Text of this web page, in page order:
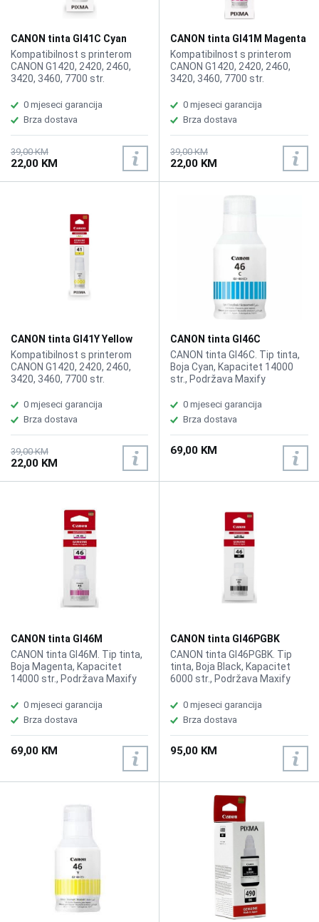
CANON tinta GI41C Cyan
Kompatibilnost s printerom
CANON G1420, 2420, 2460,
3420, 3460, 7700 str.
0 mjeseci garancija
Brza dostava
39,00 KM
22,00 KM
CANON tinta GI41M Magenta
Kompatibilnost s printerom
CANON G1420, 2420, 2460,
3420, 3460, 7700 str.
0 mjeseci garancija
Brza dostava
39,00 KM
22,00 KM
CANON tinta GI41Y Yellow
Kompatibilnost s printerom
CANON G1420, 2420, 2460,
3420, 3460, 7700 str.
0 mjeseci garancija
Brza dostava
39,00 KM
22,00 KM
CANON tinta GI46C
CANON tinta GI46C. Tip tinta,
Boja Cyan, Kapacitet 14000
str., Podržava Maxify
0 mjeseci garancija
Brza dostava
69,00 KM
CANON tinta GI46M
CANON tinta GI46M. Tip tinta,
Boja Magenta, Kapacitet
14000 str., Podržava Maxify
0 mjeseci garancija
Brza dostava
69,00 KM
CANON tinta GI46PGBK
CANON tinta GI46PGBK. Tip
tinta, Boja Black, Kapacitet
6000 str., Podržava Maxify
0 mjeseci garancija
Brza dostava
95,00 KM